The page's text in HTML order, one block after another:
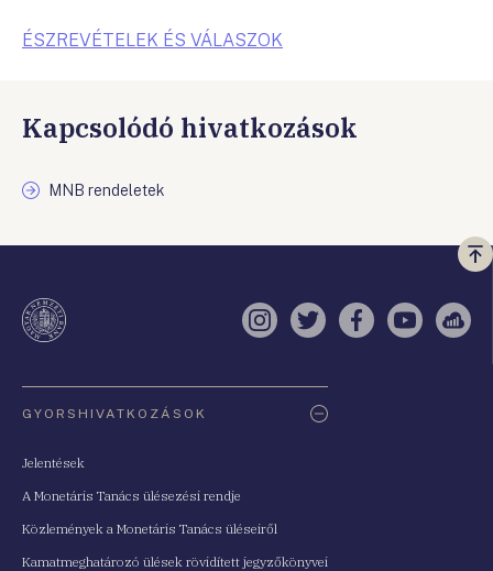
ÉSZREVÉTELEK ÉS VÁLASZOK
Kapcsolódó hivatkozások
MNB rendeletek
a
Instagram
TwitterFacebook
YouTube
GYORSHIVATKOZÁSOK
Jelentések
A Monetáris Tanács ülésezési rendje
Közlemények a Monetáris Tanács üléseiről
Kamatmeghatározó ülések rövidített jegyzőkönyvei